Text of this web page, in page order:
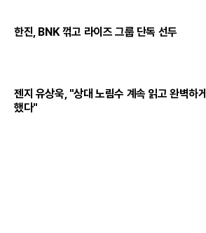
한진, BNK 꺾고 라이즈 그룹 단독 선두
젠지 유상욱, "상대 노림수 계속 읽고 완벽하게
했다"